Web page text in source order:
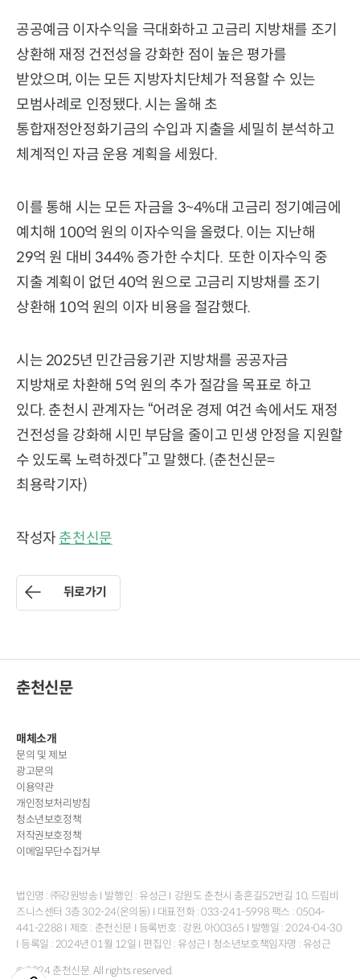
공공예금 이자수익을 극대화하고 고금리 지방채를 조기
상환해 재정 건전성을 강화한 점이 높은 평가를
받았으며, 이는 모든 지방자치단체가 적용할 수 있는
모범사례로 인정됐다. 시는 올해 초
통합재정안정화기금의 수입과 지출을 세밀히 분석하고
체계적인 자금 운용 계획을 세웠다.
이를 통해 시는 모든 자금을 3~4%대 고금리 정기예금에
예치해 100억 원의 이자수익을 올렸다. 이는 지난해
29억 원 대비 344% 증가한 수치다. 또한 이자수익 중
지출 계획이 없던 40억 원으로 고금리 지방채를 조기
상환해 10억 원의 이자 비용을 절감했다.
시는 2025년 민간금융기관 지방채를 공공자금
지방채로 차환해 5억 원의 추가 절감을 목표로 하고
있다. 춘천시 관계자는 “어려운 경제 여건 속에서도 재정
건전성을 강화해 시민 부담을 줄이고 민생 안정을 지원할
수 있도록 노력하겠다”고 말했다. (춘천신문=
최용락기자)
작성자 춘천신문
뒤로가기
춘천신문
매체소개
문의 및 제보
광고문의
이용약관
개인정보처리방침
청소년보호정책
저작권보호정책
이메일무단수집거부
법인명 : ㈜강원방송 I 발행인 : 유성근 I 강원도 춘천시 충혼길52번길 10, 드림비
즈니스센터 3층 302-24(온의동) I 대표전화 : 033-241-5998 팩스 : 0504-
441-2288 I 제호 : 춘천신문 I 등록번호 : 강원, 아00365 I 발행일 : 2024-04-30
I 등록일 : 2024년 01월 12일 I 편집인 : 유성근 I 청소년보호책임자명 : 유성근
© 2024 춘천신문. All rights reserved.